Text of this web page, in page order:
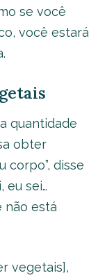
se você
você estará
quantidade
obter
corpo”, disse
eu sei…
não está
vegetais],